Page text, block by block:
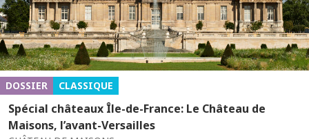
DOSSIER CLASSIQUE
Spécial châteaux Île-de-France: Le Château de
Maisons, l’avant-Versailles